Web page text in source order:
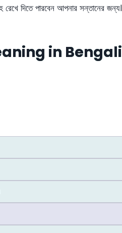
রেখে দিতে পারবেন আপনার সন্তানের জন্য।
in Bengali